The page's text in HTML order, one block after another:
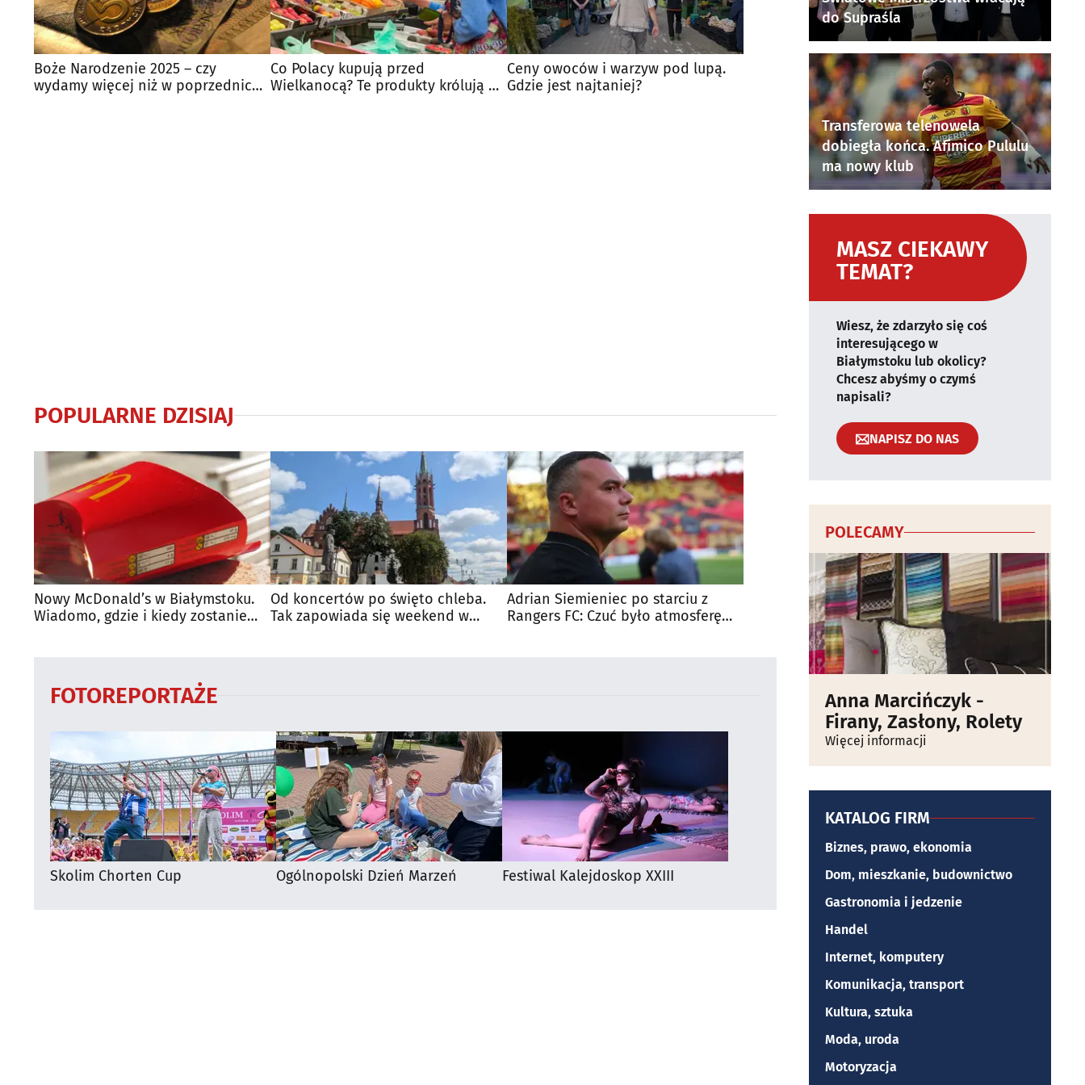
Boże Narodzenie 2025 – czy
wydamy więcej niż w poprzednich
Co Polacy kupują przed
Wielkanocą? Te produkty królują w
Ceny owoców i warzyw pod lupą.
Gdzie jest najtaniej?
POPULARNE DZISIAJ
Nowy McDonald’s w Białymstoku.
Wiadomo, gdzie i kiedy zostanie
Od koncertów po święto chleba.
Tak zapowiada się weekend w
Adrian Siemieniec po starciu z
Rangers FC: Czuć było atmosferę
FOTOREPORTAŻE
Skolim Chorten Cup Ogólnopolski Dzień Marzeń Festiwal Kalejdoskop XXIII
do Supraśla
Transferowa telenowela
dobiegła końca. Afimico Pululu
ma nowy klub
MASZ CIEKAWY
TEMAT?
Wiesz, że zdarzyło się coś
interesującego w
Białymstoku lub okolicy?
Chcesz abyśmy o czymś
napisali?
NAPISZ DO NAS
POLECAMY
Anna Marcińczyk -
Firany, Zasłony, Rolety
Więcej informacji
KATALOG FIRM
Biznes, prawo, ekonomia
Dom, mieszkanie, budownictwo
Gastronomia i jedzenie
Handel
Internet, komputery
Komunikacja, transport
Kultura, sztuka
Moda, uroda
Motoryzacja